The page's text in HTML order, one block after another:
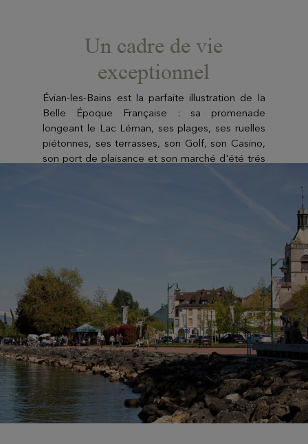
Un cadre de vie
exceptionnel
Évian-les-Bains est la parfaite illustration de la
Belle Époque Française : sa promenade
longeant le Lac Léman, ses plages, ses ruelles
piétonnes, ses terrasses, son Golf, son Casino,
son port de plaisance et son marché d'été trés
DÉCOUVRIR ÉVIAN